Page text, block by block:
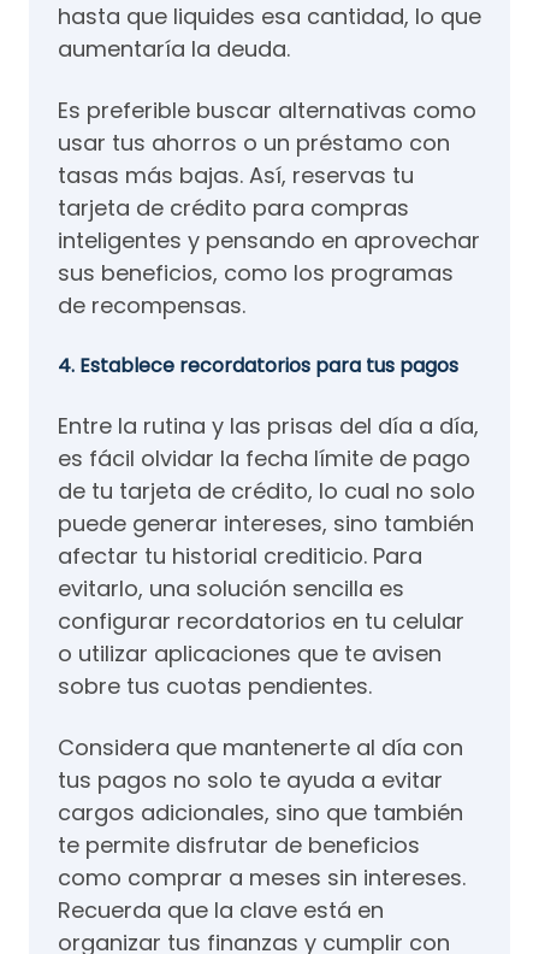
hasta que liquides esa cantidad, lo que
aumentaría la deuda.
Es preferible buscar alternativas como
usar tus ahorros o un préstamo con
tasas más bajas. Así, reservas tu
tarjeta de crédito para compras
inteligentes y pensando en aprovechar
sus beneficios, como los programas
de recompensas.
4. Establece recordatorios para tus pagos
Entre la rutina y las prisas del día a día,
es fácil olvidar la fecha límite de pago
de tu tarjeta de crédito, lo cual no solo
puede generar intereses, sino también
afectar tu historial crediticio. Para
evitarlo, una solución sencilla es
configurar recordatorios en tu celular
o utilizar aplicaciones que te avisen
sobre tus cuotas pendientes.
Considera que mantenerte al día con
tus pagos no solo te ayuda a evitar
cargos adicionales, sino que también
te permite disfrutar de beneficios
como comprar a meses sin intereses.
Recuerda que la clave está en
organizar tus finanzas y cumplir con